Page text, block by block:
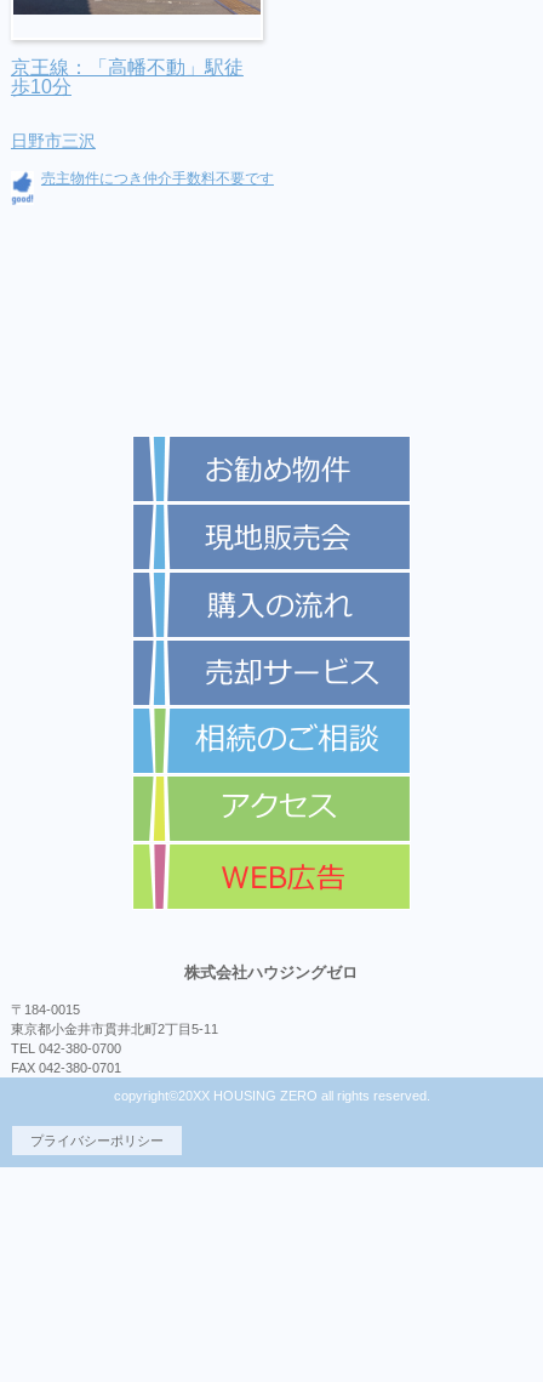
京王線：「高幡不動」駅徒
歩10分
日野市三沢
売主物件につき仲介手数料不要です
株式会社ハウジングゼロ
〒184-0015
東京都小金井市貫井北町2丁目5-11
TEL 042-380-0700
FAX 042-380-0701
copyright©20XX HOUSING ZERO all rights reserved.
プライバシーポリシー